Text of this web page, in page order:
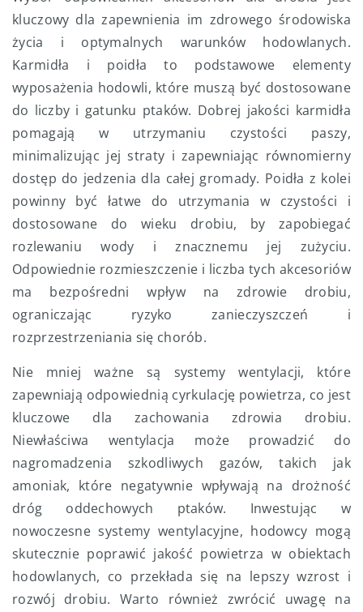
kluczowy dla zapewnienia im zdrowego środowiska
życia i optymalnych warunków hodowlanych.
Karmidła i poidła to podstawowe elementy
wyposażenia hodowli, które muszą być dostosowane
do liczby i gatunku ptaków. Dobrej jakości karmidła
pomagają w utrzymaniu czystości paszy,
minimalizując jej straty i zapewniając równomierny
dostęp do jedzenia dla całej gromady. Poidła z kolei
powinny być łatwe do utrzymania w czystości i
dostosowane do wieku drobiu, by zapobiegać
rozlewaniu wody i znacznemu jej zużyciu.
Odpowiednie rozmieszczenie i liczba tych akcesoriów
ma bezpośredni wpływ na zdrowie drobiu,
ograniczając ryzyko zanieczyszczeń i
rozprzestrzeniania się chorób.
Nie mniej ważne są systemy wentylacji, które
zapewniają odpowiednią cyrkulację powietrza, co jest
kluczowe dla zachowania zdrowia drobiu.
Niewłaściwa wentylacja może prowadzić do
nagromadzenia szkodliwych gazów, takich jak
amoniak, które negatywnie wpływają na drożność
dróg oddechowych ptaków. Inwestując w
nowoczesne systemy wentylacyjne, hodowcy mogą
skutecznie poprawić jakość powietrza w obiektach
hodowlanych, co przekłada się na lepszy wzrost i
rozwój drobiu. Warto również zwrócić uwagę na